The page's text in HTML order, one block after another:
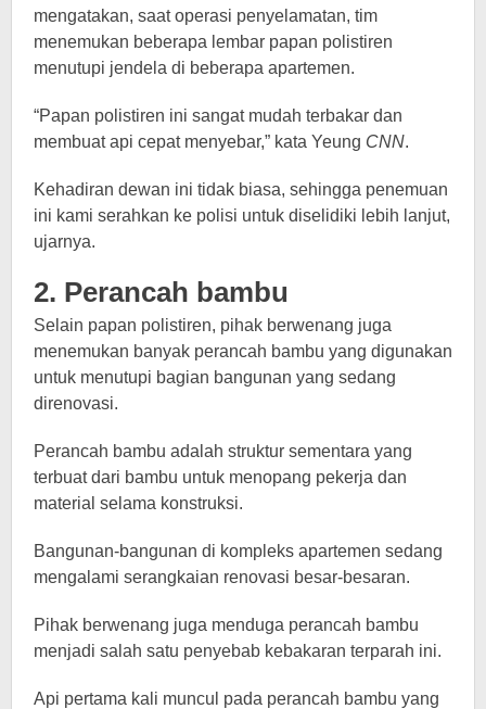
mengatakan, saat operasi penyelamatan, tim
menemukan beberapa lembar papan polistiren
menutupi jendela di beberapa apartemen.
“Papan polistiren ini sangat mudah terbakar dan
membuat api cepat menyebar,” kata Yeung CNN.
Kehadiran dewan ini tidak biasa, sehingga penemuan
ini kami serahkan ke polisi untuk diselidiki lebih lanjut,
ujarnya.
2. Perancah bambu
Selain papan polistiren, pihak berwenang juga
menemukan banyak perancah bambu yang digunakan
untuk menutupi bagian bangunan yang sedang
direnovasi.
Perancah bambu adalah struktur sementara yang
terbuat dari bambu untuk menopang pekerja dan
material selama konstruksi.
Bangunan-bangunan di kompleks apartemen sedang
mengalami serangkaian renovasi besar-besaran.
Pihak berwenang juga menduga perancah bambu
menjadi salah satu penyebab kebakaran terparah ini.
Api pertama kali muncul pada perancah bambu yang